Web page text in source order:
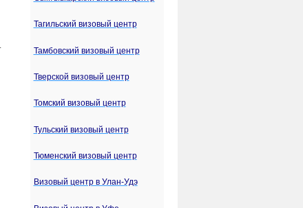
Тагильский визовый центр
Тамбовский визовый центр
Тверской визовый центр
Томский визовый центр
Тульский визовый центр
Тюменский визовый центр
Визовый центр в Улан-Удэ